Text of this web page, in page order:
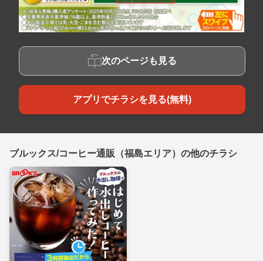
次のページも見る
アプリでチラシを見る(無料)
ブルックス/コーヒー通販（福島エリア）の他のチラシ